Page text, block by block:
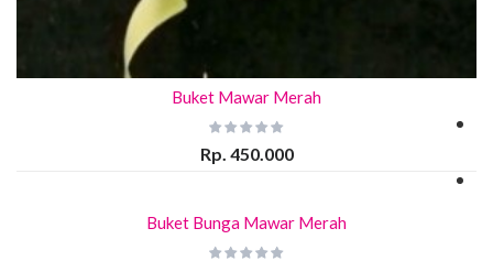
Buket Mawar Merah
Rp. 450.000
Buket Bunga Mawar Merah